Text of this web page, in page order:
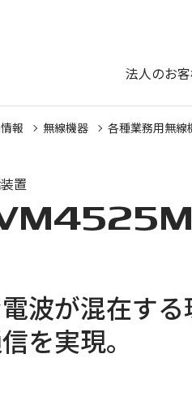
法人のお
報 無線機器 各種業務用無線
置
波が混在す
を実現。